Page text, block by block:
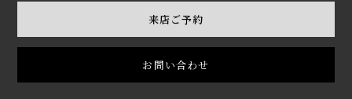
来店ご予約
お問い合わせ